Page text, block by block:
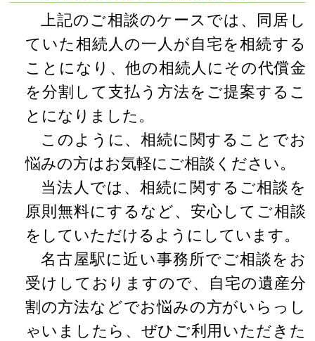
上記のご相談のケースでは、同居し
ていた相続人の一人が自宅を相続する
ことになり、他の相続人にその代償金
を分割して支払う方法をご提案するこ
とになりました。
このように、相続に関することでお
悩みの方はお気軽にご相談ください。
当法人では、相続に関するご相談を
原則無料にするなど、安心してご相談
をしていただけるようにしています。
名古屋駅に近い事務所でご相談をお
受けしておりますので、自宅の遺産分
割の方法などでお悩みの方がいらっし
ゃいましたら、ぜひご利用いただきた